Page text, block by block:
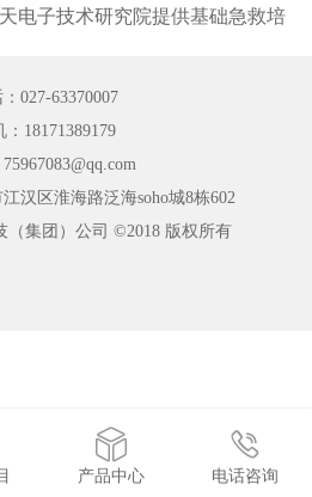
电子技术研究院提供基础急救培
027-63370007
：18171389179
汉区淮海路泛海soho城8栋602
（集团）公司 ©2018 版权所有

产品中心

电话咨询